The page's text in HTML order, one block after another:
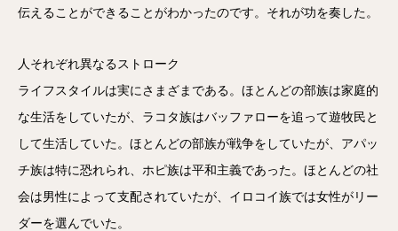
伝えることができることがわかったのです。それが功を奏した。
人それぞれ異なるストローク
ライフスタイルは実にさまざまである。ほとんどの部族は家庭的
な生活をしていたが、ラコタ族はバッファローを追って遊牧民と
して生活していた。ほとんどの部族が戦争をしていたが、アパッ
チ族は特に恐れられ、ホピ族は平和主義であった。ほとんどの社
会は男性によって支配されていたが、イロコイ族では女性がリー
ダーを選んでいた。